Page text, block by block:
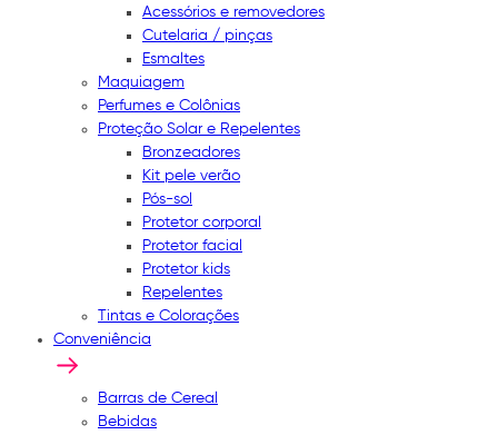
Acessórios e removedores
Cutelaria / pinças
Esmaltes
Maquiagem
Perfumes e Colônias
Proteção Solar e Repelentes
Bronzeadores
Kit pele verão
Pós-sol
Protetor corporal
Protetor facial
Protetor kids
Repelentes
Tintas e Colorações
Conveniência
Barras de Cereal
Bebidas